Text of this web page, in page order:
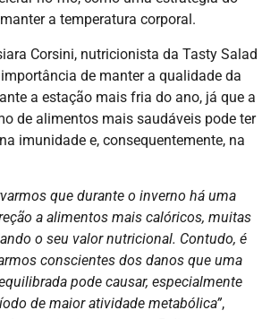
a temperatura corporal.
Corsini, nutricionista da Tasty Salad
de manter a qualidade da
a estação mais fria do ano, já que a
de alimentos mais saudáveis pode ter
imunidade e, consequentemente, na
que durante o inverno há uma
a alimentos mais calóricos, muitas
o seu valor nutricional. Contudo, é
conscientes dos danos que uma
pode causar, especialmente
de maior atividade metabólica”,